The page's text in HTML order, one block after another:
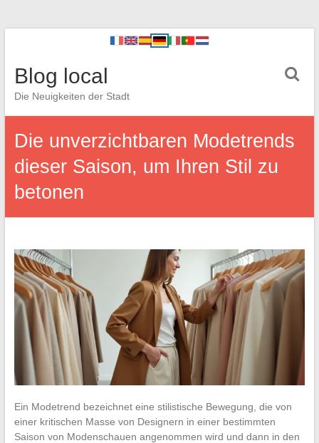
Blog local
Die Neuigkeiten der Stadt
Die unverzichtbaren Modetrends
dieser Saison, um Ihren Stil zu
betonen
Ein Modetrend bezeichnet eine stilistische Bewegung, die von
einer kritischen Masse von Designern in einer bestimmten
Saison von Modenschauen angenommen wird und dann in den